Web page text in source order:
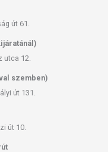
út 61.
utca 12.
szemben)
út 131.
út 10.